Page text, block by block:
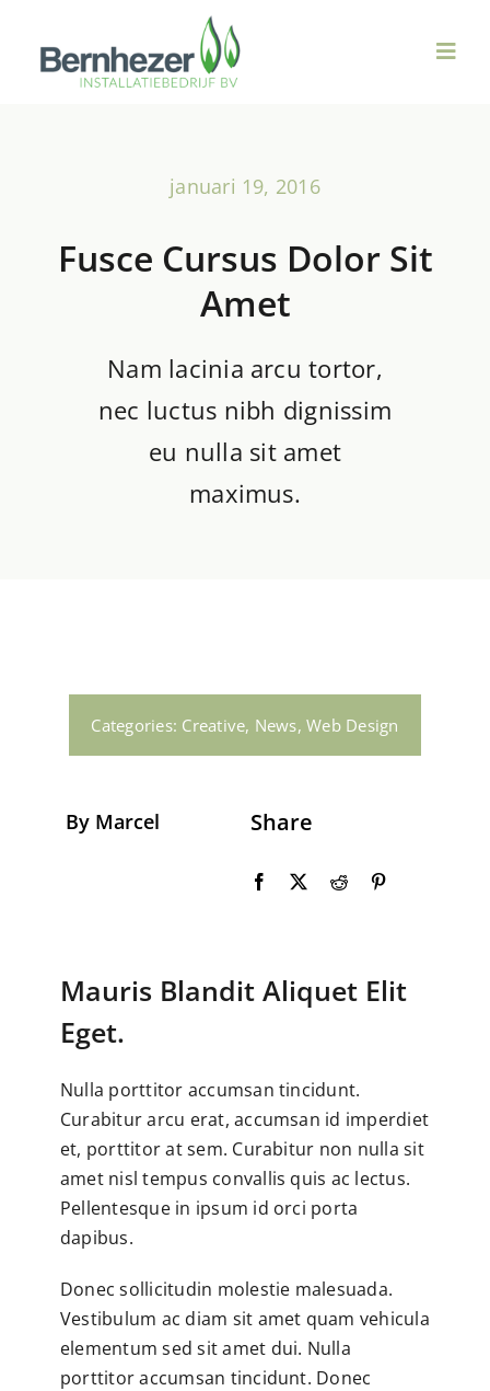
inhoud
januari 19, 2016
Fusce Cursus Dolor Sit
Amet
Nam lacinia arcu tortor,
nec luctus nibh dignissim
eu nulla sit amet
maximus.
Categories: Creative, News,Web Design
By Marcel Share
Mauris Blandit Aliquet Elit
Eget.
Nulla porttitor accumsan tincidunt.
Curabitur arcu erat, accumsan id imperdiet
et, porttitor at sem. Curabitur non nulla sit
amet nisl tempus convallis quis ac lectus.
Pellentesque in ipsum id orci porta
dapibus.
Donec sollicitudin molestie malesuada.
Vestibulum ac diam sit amet quam vehicula
elementum sed sit amet dui. Nulla
porttitor accumsan tincidunt. Donec